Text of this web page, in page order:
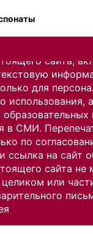
сайта,
для
использования,
образовательных
в СМИ.
по
ссылка на сайт
сайта не
или